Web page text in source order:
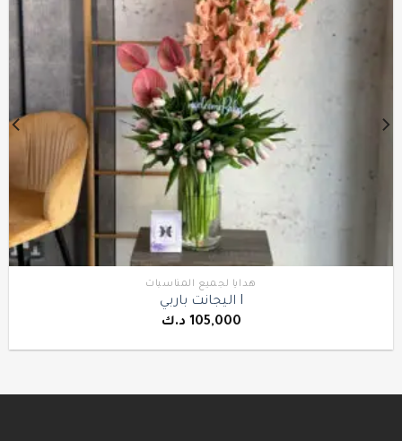
هدايا لجميع المناسبات
اليجانت باربي I
105,000 د.ك